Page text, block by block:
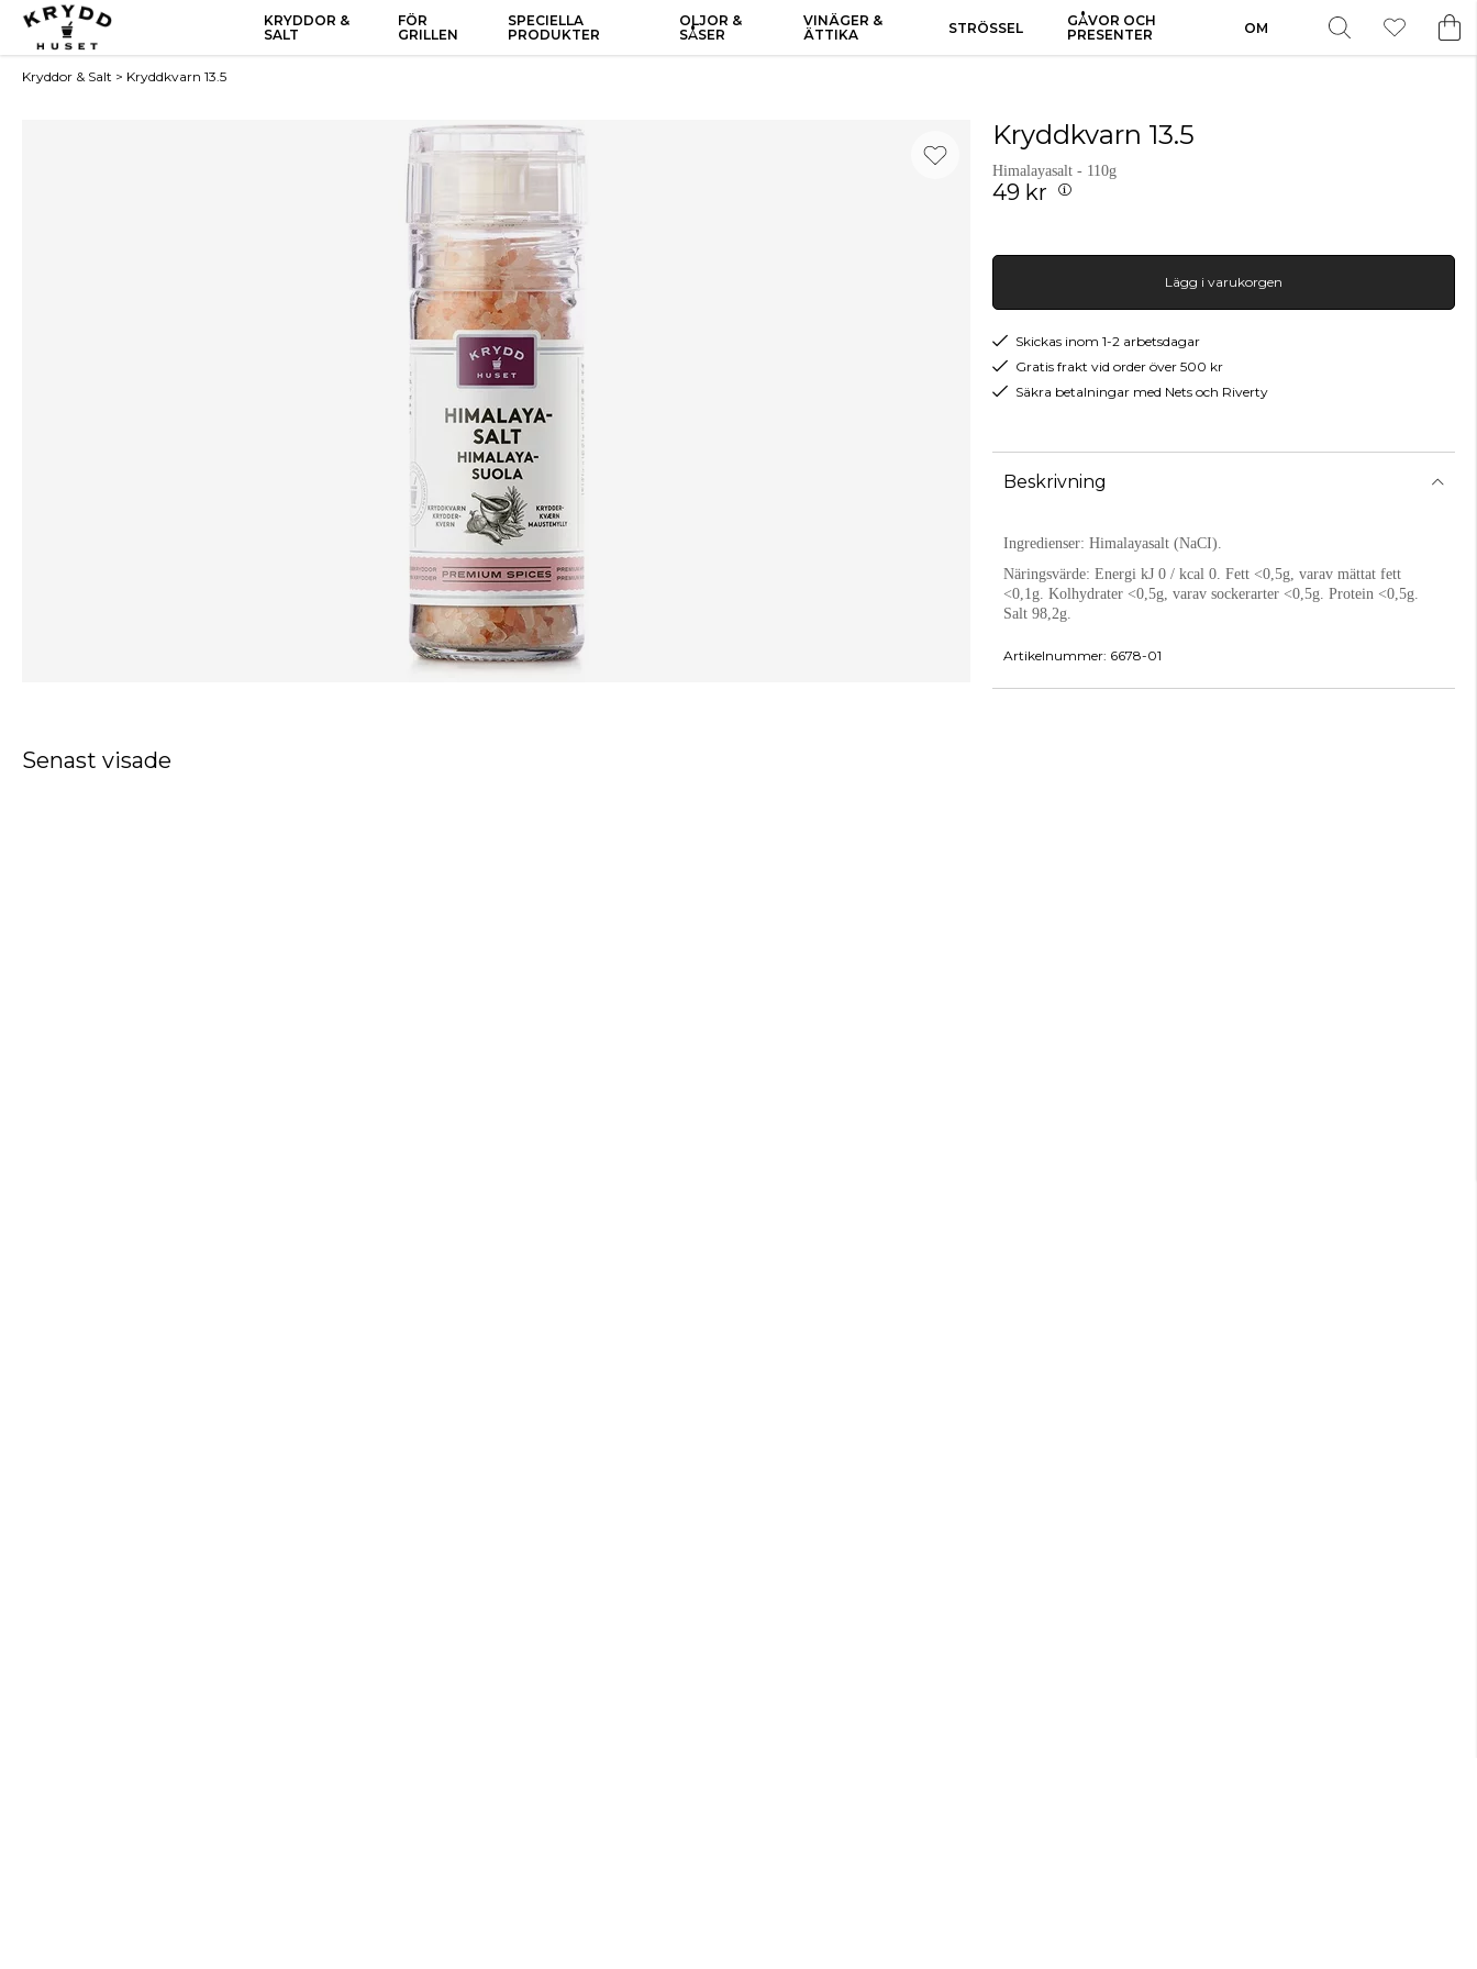
KRYDDOR &
SALT
FÖR
GRILLEN
SPECIELLA
PRODUKTER
OLJOR &
SÅSER
VINÄGER &
ÄTTIKA
STRÖSSEL
GÅVOR OCH
PRESENTER
OM
Kryddor & Salt > Kryddkvarn 13.5
Kryddkvarn 13.5
Himalayasalt - 110g
49 kr
Lägg i varukorgen
Skickas inom 1-2 arbetsdagar
Gratis frakt vid order över 500 kr
Säkra betalningar med Nets och Riverty
Beskrivning
Ingredienser: Himalayasalt (NaCI).
Näringsvärde: Energi kJ 0 / kcal 0. Fett <0,5g, varav mättat fett
<0,1g. Kolhydrater <0,5g, varav sockerarter <0,5g. Protein <0,5g.
Salt 98,2g.
Artikelnummer: 6678-01
Senast visade